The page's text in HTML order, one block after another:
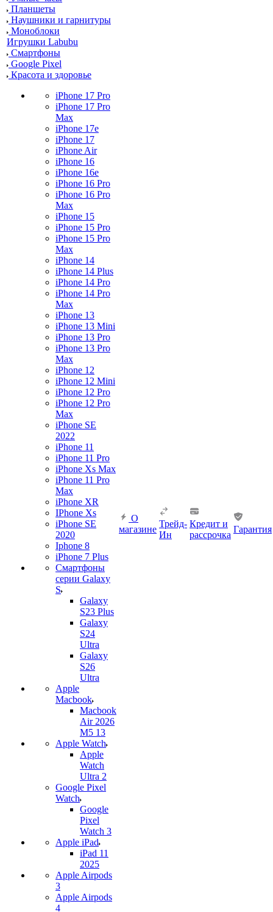
Планшеты
Наушники и гарнитуры
Моноблоки
Игрушки Labubu
Смартфоны
Google Pixel
Красота и здоровье
iPhone 17 Pro
iPhone 17 Pro
Max
iPhone 17e
iPhone 17
iPhone Air
iPhone 16
iPhone 16e
iPhone 16 Pro
iPhone 16 Pro
Max
iPhone 15
iPhone 15 Pro
iPhone 15 Pro
Max
iPhone 14
iPhone 14 Plus
iPhone 14 Pro
iPhone 14 Pro
Max
iPhone 13
iPhone 13 Mini
iPhone 13 Pro
iPhone 13 Pro
Max
iPhone 12
iPhone 12 Mini
iPhone 12 Pro
iPhone 12 Pro
Max
iPhone SE
2022
iPhone 11
iPhone 11 Pro
iPhone Xs Max
iPhone 11 Pro
Max
iPhone XR
IPhone Xs
iPhone SE
2020
Iphone 8
iPhone 7 Plus
Смартфоны
серии Galaxy
S
Galaxy
S23 Plus
Galaxy
S24
Ultra
Galaxy
S26
Ultra
Apple
Macbook
Macbook
Air 2026
M5 13
Apple Watch
Apple
Watch
Ultra 2
Google Pixel
Watch
Google
Pixel
Watch 3
Apple iPad
iPad 11
2025
Apple Airpods
3
Apple Airpods
4
О
магазине
Трейд-
Ин
Кредит и
рассрочка
Гарантия